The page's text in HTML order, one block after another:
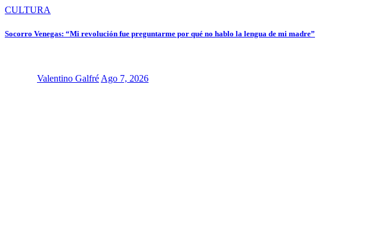
CULTURA
Socorro Venegas: “Mi revolución fue preguntarme por qué no hablo la lengua de mi madre”
Valentino Galfré Ago 7, 2026